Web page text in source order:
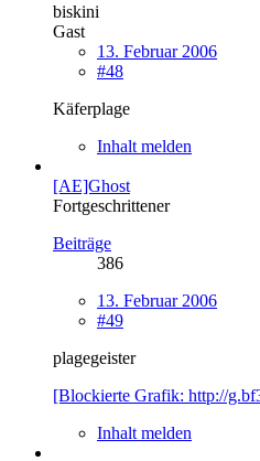
biskini
Gast
13. Februar 2006
#48
Käferplage
Inhalt melden
[AE]Ghost
Fortgeschrittener
Beiträge
386
13. Februar 2006
#49
plagegeister
[Blockierte Grafik: http://
Inhalt melden